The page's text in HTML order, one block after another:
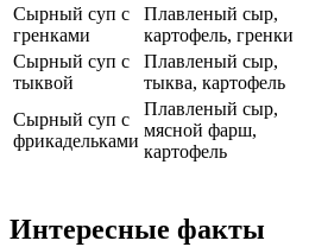
Сырный суп с
гренками
Плавленый сыр,
картофель, гренки
Сырный суп с
тыквой
Плавленый сыр,
тыква, картофель
Сырный суп с
фрикадельками
Плавленый сыр,
мясной фарш,
картофель
Интересные факты